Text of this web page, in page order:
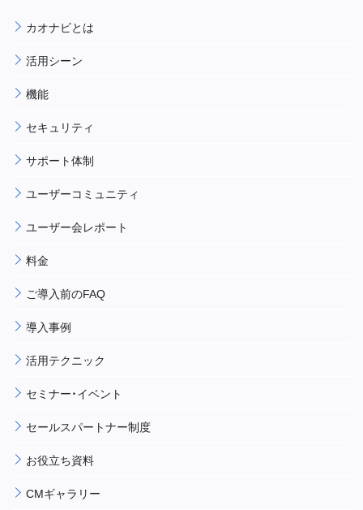
カオナビとは
活用シーン
機能
セキュリティ
サポート体制
ユーザーコミュニティ
ユーザー会レポート
料金
ご導入前のFAQ
導入事例
活用テクニック
セミナー・イベント
セールスパートナー制度
お役立ち資料
CMギャラリー